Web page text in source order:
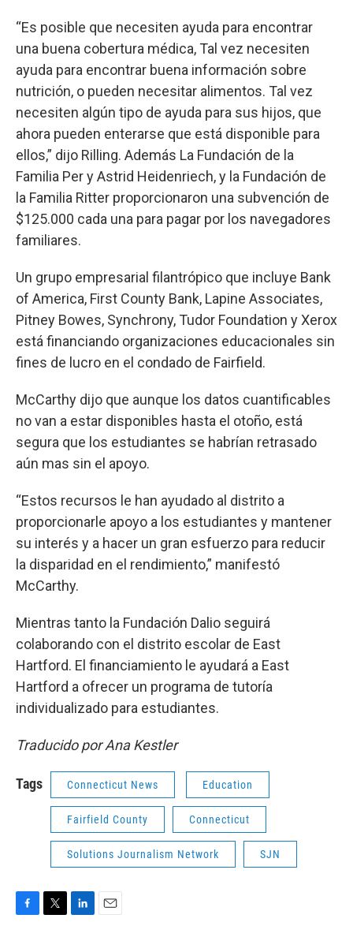
“Es posible que necesiten ayuda para encontrar
una buena cobertura médica, Tal vez necesiten
ayuda para encontrar buena información sobre
nutrición, o pueden necesitar alimentos. Tal vez
necesiten algún tipo de ayuda para sus hijos, que
ahora pueden enterarse que está disponible para
ellos,” dijo Rilling. Además La Fundación de la
Familia Per y Astrid Heidenriech, y la Fundación de
la Familia Ritter proporcionaron una subvención de
$125.000 cada una para pagar por los navegadores
familiares.
Un grupo empresarial filantrópico que incluye Bank
of America, First County Bank, Lapine Associates,
Pitney Bowes, Synchrony, Tudor Foundation y Xerox
está financiando organizaciones educacionales sin
fines de lucro en el condado de Fairfield.
McCarthy dijo que aunque los datos cuantificables
no van a estar disponibles hasta el otoño, está
segura que los estudiantes se habrían retrasado
aún mas sin el apoyo.
“Estos recursos le han ayudado al distrito a
proporcionarle apoyo a los estudiantes y mantener
su interés y a hacer un gran esfuerzo para reducir
la disparidad en el rendimiento,” manifestó
McCarthy.
Mientras tanto la Fundación Dalio seguirá
colaborando con el distrito escolar de East
Hartford. El financiamiento le ayudará a East
Hartford a ofrecer un programa de tutoría
individualizado para estudiantes.
Traducido por Ana Kestler
Tags Connecticut News Education
Fairfield County Connecticut
Solutions Journalism Network SJN